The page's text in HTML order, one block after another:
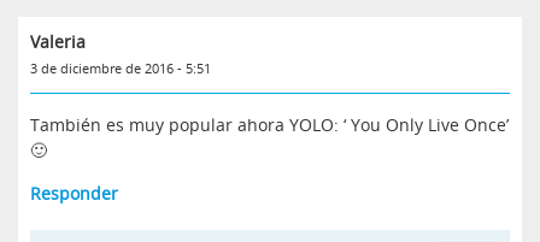
Valeria
3 de diciembre de 2016 - 5:51
También es muy popular ahora YOLO: ‘ You Only Live Once’
🙂
Responder